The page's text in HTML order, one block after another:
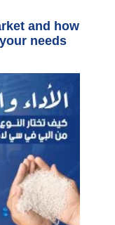
and how
needs